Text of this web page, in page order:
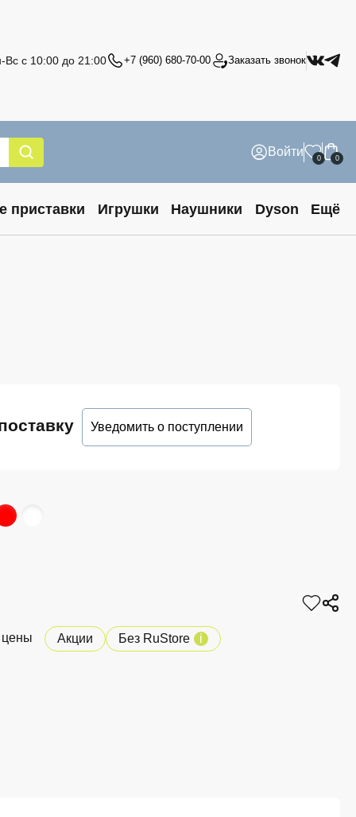
Вс с 10:00 до 21:00 +7 (960) 680-70-00 Заказать звонок
Войти 0 0
приставки Игрушки Наушники Dyson Ещё
Уведомить о поступлении
цены Акции Без RuStore i